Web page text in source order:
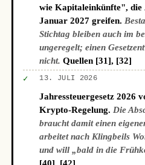
wie Kapitaleinkünfte", die
Januar 2027 greifen.
Stichtag bleiben auch im
ungeregelt; einen
nicht. Quellen [31], [32]
✓ 13. JULI 2026
Jahressteuergesetz 2026
Krypto-Regelung. Die
braucht damit einen
arbeitet nach Klingbeils
und will „bald in die